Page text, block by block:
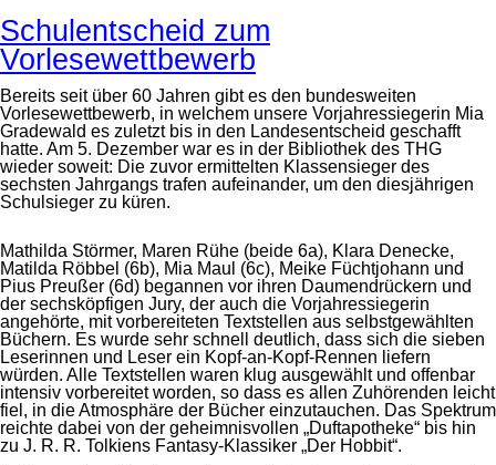
Schulentscheid zum
Vorlesewettbewerb
Bereits seit über 60 Jahren gibt es den bundesweiten
Vorlesewettbewerb, in welchem unsere Vorjahressiegerin Mia
Gradewald es zuletzt bis in den Landesentscheid geschafft
hatte. Am 5. Dezember war es in der Bibliothek des THG
wieder soweit: Die zuvor ermittelten Klassensieger des
sechsten Jahrgangs trafen aufeinander, um den diesjährigen
Schulsieger zu küren.
Mathilda Störmer, Maren Rühe (beide 6a), Klara Denecke,
Matilda Röbbel (6b), Mia Maul (6c), Meike Füchtjohann und
Pius Preußer (6d) begannen vor ihren Daumendrückern und
der sechsköpfigen Jury, der auch die Vorjahressiegerin
angehörte, mit vorbereiteten Textstellen aus selbstgewählten
Büchern. Es wurde sehr schnell deutlich, dass sich die sieben
Leserinnen und Leser ein Kopf-an-Kopf-Rennen liefern
würden. Alle Textstellen waren klug ausgewählt und offenbar
intensiv vorbereitet worden, so dass es allen Zuhörenden leicht
fiel, in die Atmosphäre der Bücher einzutauchen. Das Spektrum
reichte dabei von der geheimnisvollen „Duftapotheke“ bis hin
zu J. R. R. Tolkiens Fantasy-Klassiker „Der Hobbit“.